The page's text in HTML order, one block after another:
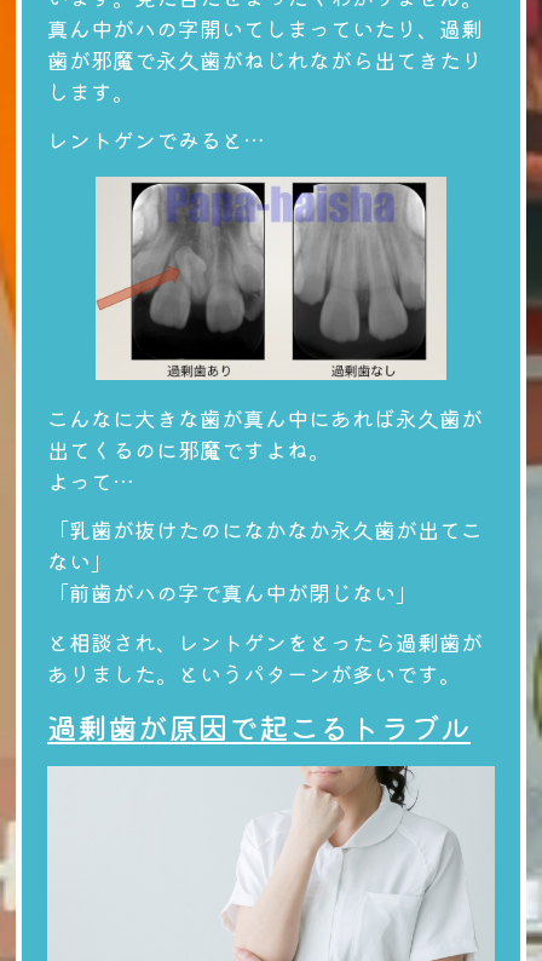
真ん中がハの字開いてしまっていたり、過剰
歯が邪魔で永久歯がねじれながら出てきたり
します。
レントゲンでみると…
こんなに大きな歯が真ん中にあれば永久歯が
出てくるのに邪魔ですよね。
よって…
「乳歯が抜けたのになかなか永久歯が出てこ
ない」
「前歯がハの字で真ん中が閉じない」
と相談され、レントゲンをとったら過剰歯が
ありました。というパターンが多いです。
過剰歯が原因で起こるトラブル